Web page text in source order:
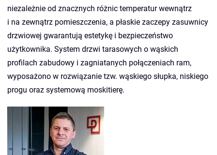
niezależnie od znacznych różnic temperatur wewnątrz
i na zewnątrz pomieszczenia, a płaskie zaczepy zasuwnicy
drzwiowej gwarantują estetykę i bezpieczeństwo
użytkownika. System drzwi tarasowych o wąskich
profilach zabudowy i zagniatanych połączeniach ram,
wyposażono w rozwiązanie tzw. wąskiego słupka, niskiego
progu oraz systemową moskitierę.